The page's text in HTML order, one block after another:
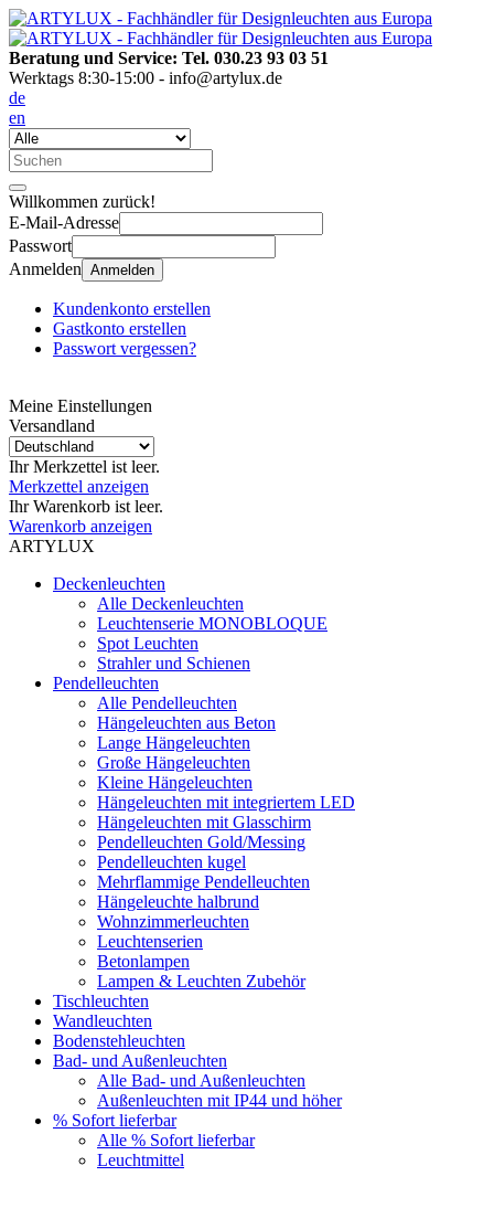
Beratung und Service: Tel. 030.23 93 03 51
Werktags 8:30-15:00 - info@artylux.de
de
en
Willkommen zurück!
E-Mail-Adresse
Passwort
Anmelden Anmelden
Kundenkonto erstellen
Gastkonto erstellen
Passwort vergessen?
Meine Einstellungen
Versandland
Ihr Merkzettel ist leer.
Merkzettel anzeigen
Ihr Warenkorb ist leer.
Warenkorb anzeigen
ARTYLUX
Deckenleuchten
Alle Deckenleuchten
Leuchtenserie MONOBLOQUE
Spot Leuchten
Strahler und Schienen
Pendelleuchten
Alle Pendelleuchten
Hängeleuchten aus Beton
Lange Hängeleuchten
Große Hängeleuchten
Kleine Hängeleuchten
Hängeleuchten mit integriertem LED
Hängeleuchten mit Glasschirm
Pendelleuchten Gold/Messing
Pendelleuchten kugel
Mehrflammige Pendelleuchten
Hängeleuchte halbrund
Wohnzimmerleuchten
Leuchtenserien
Betonlampen
Lampen & Leuchten Zubehör
Tischleuchten
Wandleuchten
Bodenstehleuchten
Bad- und Außenleuchten
Alle Bad- und Außenleuchten
Außenleuchten mit IP44 und höher
% Sofort lieferbar
Alle % Sofort lieferbar
Leuchtmittel